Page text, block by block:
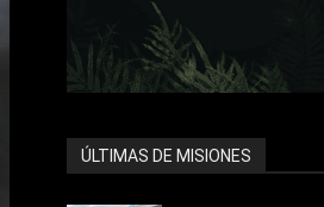
ÚLTIMAS DE MISIONES